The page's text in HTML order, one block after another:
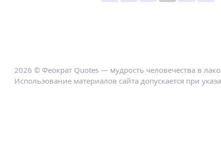
2026 © Феократ Quotes — мудрость человечества в
Использование материалов сайта допускается при